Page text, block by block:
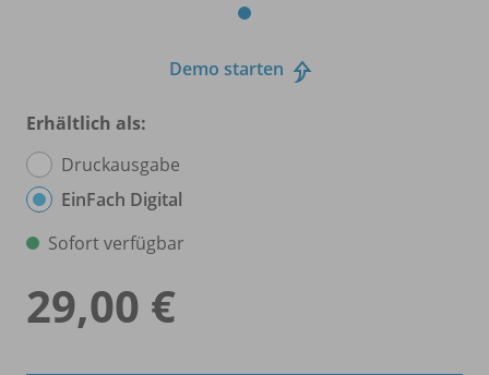
Demo starten
Erhältlich als:
Druckausgabe
EinFach Digital
Sofort verfügbar
29,00 €